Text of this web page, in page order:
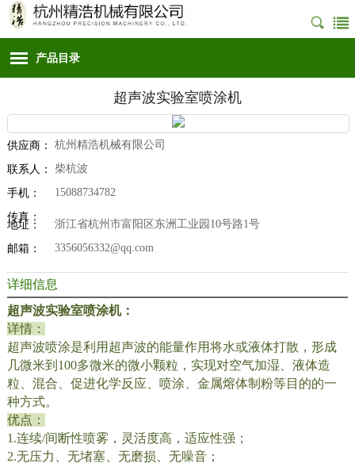
产品目录
超声波实验室喷涂机
供应商： 杭州精浩机械有限公司
联系人： 柴杭波
手机： 15088734782
传真：
地址： 浙江省杭州市富阳区东洲工业园10号路1号
邮箱： 3356056332@qq.com
详细信息
超声波实验室喷涂机：
详情：
超声波喷涂是利用超声波的能量作用将水或液体打散，形成
几微米到100多微米的微小颗粒，实现对空气加湿、液体造
粒、混合、促进化学反应、喷涂、金属熔体制粉等目的的一
种方式。
优点：
1.连续/间断性喷雾，灵活度高，适应性强；
2.无压力、无堵塞、无磨损、无噪音；